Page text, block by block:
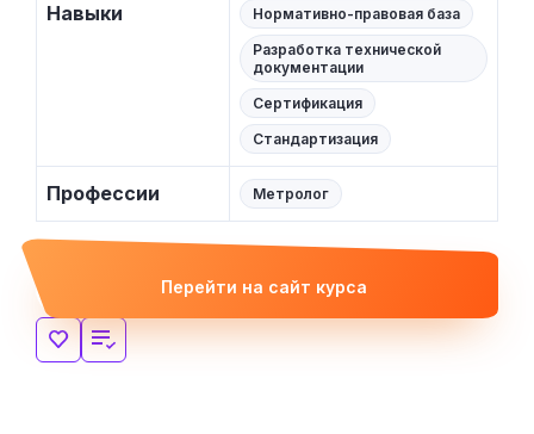
Навыки
Нормативно-правовая база
Разработка технической
документации
Сертификация
Стандартизация
Профессии Метролог
Перейти на сайт курса